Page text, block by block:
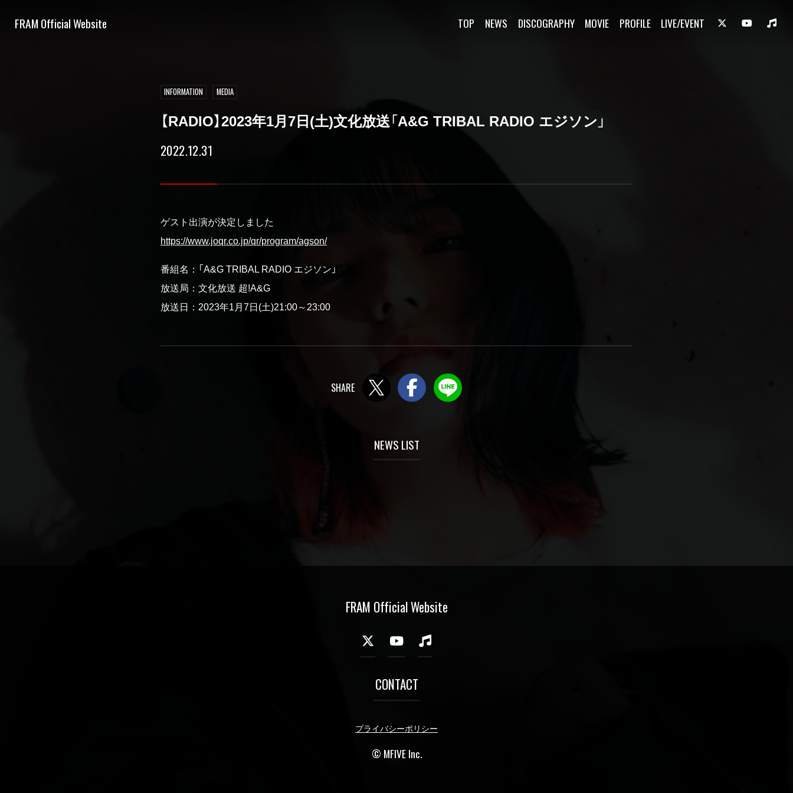
FRAM Official Website TOP NEWS DISCOGRAPHY MOVIE PROFILE LIVE/EVENT
INFORMATION MEDIA
【RADIO】2023年1月7日(土)文化放送「A&G TRIBAL RADIO エジソン」
2022.12.31
ゲスト出演が決定しました
https://www.joqr.co.jp/qr/program/agson/
番組名：「A&G TRIBAL RADIO エジソン」
放送局：文化放送 超!A&G
放送日：2023年1月7日(土)21:00～23:00
Twitter Facebook
NEWS LIST
FRAM Official Website
CONTACT
プライバシーポリシー
© MFIVE Inc.